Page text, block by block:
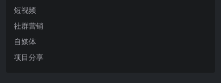
短视频
社群营销
自媒体
项目分享